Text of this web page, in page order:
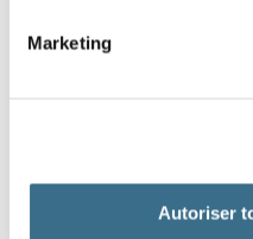
Marketing
Autoriser